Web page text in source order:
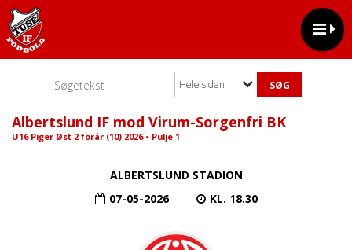
Hele siden
Albertslund IF mod Virum-Sorgenfri BK
U16 Piger Øst 2 forår (10) 2026 • Pulje 1
ALBERTSLUND STADION
07-05-2026
KL. 18.30